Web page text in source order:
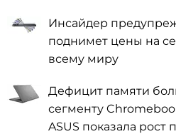
Инсайдер
поднимет цены на
всему миру
Дефицит памяти
сегменту
ASUS показала рост